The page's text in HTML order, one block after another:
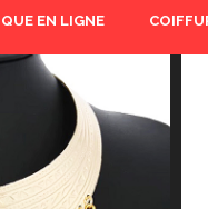
EN LIGNE